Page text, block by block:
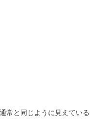
常と同じように見えている